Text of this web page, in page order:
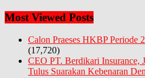
Most Viewed Posts
Calon Praeses HKBP Periode
(17,720)
CEO PT. Berdikari Insurance,
Tulus Suarakan Kebenaran